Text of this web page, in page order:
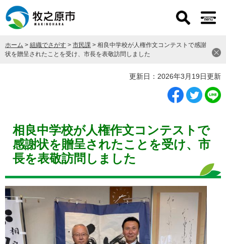
ー
先
頭
ニ
を
飛
ホーム > 組織でさがす > 市民課 > 相良中学校が人権作文コンテストで感謝
状を贈呈されたことを受け、市長を表敬訪問しました
更新日：2026年3月19日更新
相良中学校が人権作文コンテストで
感謝状を贈呈されたことを受け、市
長を表敬訪問しました